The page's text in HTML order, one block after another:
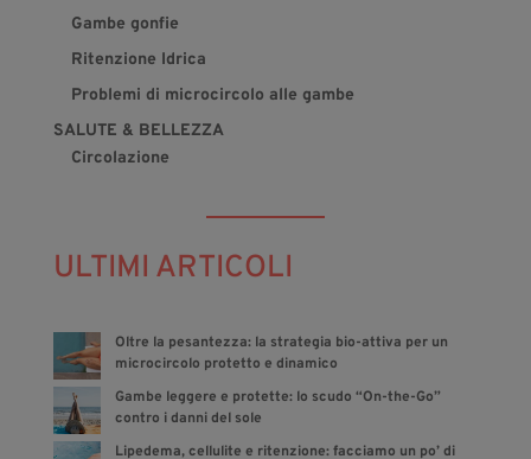
Gambe gonfie
Ritenzione Idrica
Problemi di microcircolo alle gambe
SALUTE & BELLEZZA
Circolazione
ULTIMI ARTICOLI
Oltre la pesantezza: la strategia bio-attiva per un
microcircolo protetto e dinamico
Gambe leggere e protette: lo scudo “On-the-Go”
contro i danni del sole
Lipedema, cellulite e ritenzione: facciamo un po’ di